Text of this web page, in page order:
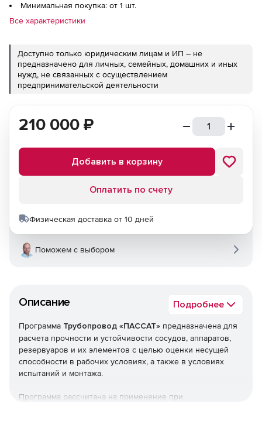
Минимальная покупка: от 1 шт.
Все характеристики
Доступно только юридическим лицам и ИП – не
предназначено для личных, семейных, домашних и иных
нужд, не связанных с осуществлением
предпринимательской деятельности
Описание Подробнее
Программа Трубопровод «ПАССАТ» предназначена для
расчета прочности и устойчивости сосудов, аппаратов,
резервуаров и их элементов с целью оценки несущей
способности в рабочих условиях, а также в условиях
испытаний и монтажа.
Программа рассчитана на применение при
210 000 ₽
Добавить в корзину
Оплатить по счету
Физическая доставка от 10 дней
Поможем с выбором